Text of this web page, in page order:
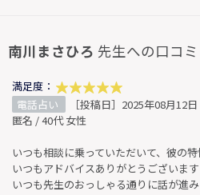
南川まさひろ 先生への口コミ
満足度：
電話占い
［投稿日］2025年08月12日
匿名 / 40代 女性
いつも相談に乗っていただいて、彼の
いつもアドバイスありがとうございます
いつも先生のおっしゃる通りに話が進